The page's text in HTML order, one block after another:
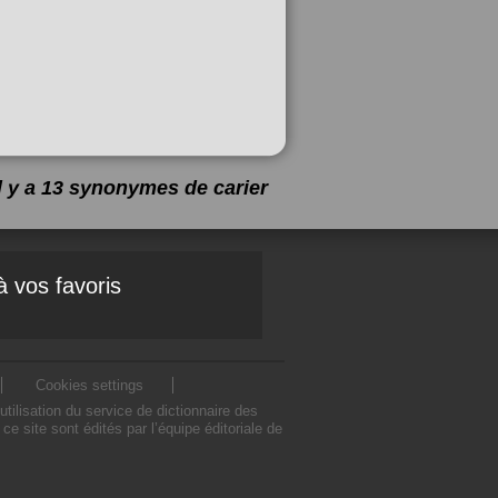
y a 13 synonymes de carier
vos favoris
Cookies settings
du service de dictionnaire des
site sont édités par l’équipe éditoriale de